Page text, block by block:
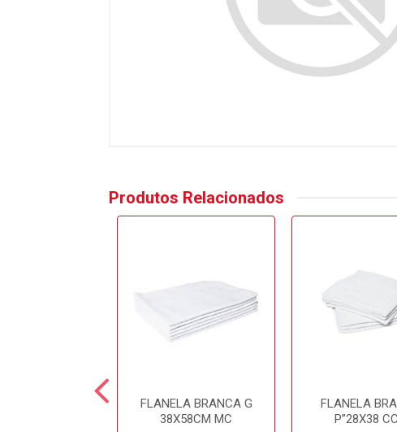
Produtos Relacionados
FLANELA BRANCA G
38X58CM MC
FLANELA
P”28X38